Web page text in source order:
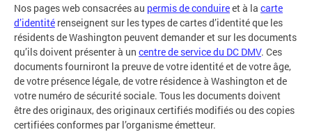
Nos pages web consacrées au permis de conduireet à la carte
d’identité renseignent sur les types de cartes d’identité que les
résidents de Washington peuvent demander et sur les documents
qu’ils doivent présenter à un centre de service du DC DMV. Ces
documents fourniront la preuve de votre identité et de votre âge,
de votre présence légale, de votre résidence à Washington et de
votre numéro de sécurité sociale. Tous les documents doivent
être des originaux, des originaux certifiés modifiés ou des copies
certifiées conformes par l’organisme émetteur.